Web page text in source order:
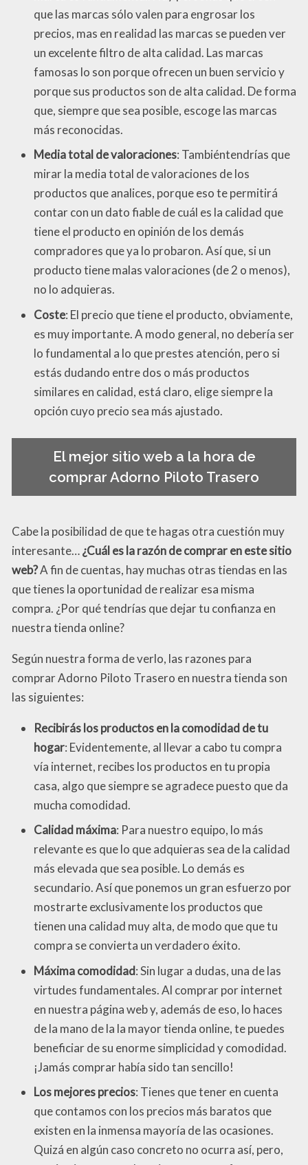
que las marcas sólo valen para engrosar los
precios, mas en realidad las marcas se pueden ver
un excelente filtro de alta calidad. Las marcas
famosas lo son porque ofrecen un buen servicio y
porque sus productos son de alta calidad. De forma
que, siempre que sea posible, escoge las marcas
más reconocidas.
Media total de valoraciones: Tambiéntendrías que
mirar la media total de valoraciones de los
productos que analices, porque eso te permitirá
contar con un dato fiable de cuál es la calidad que
tiene el producto en opinión de los demás
compradores que ya lo probaron. Así que, si un
producto tiene malas valoraciones (de 2 o menos),
no lo adquieras.
Coste: El precio que tiene el producto, obviamente,
es muy importante. A modo general, no debería ser
lo fundamental a lo que prestes atención, pero si
estás dudando entre dos o más productos
similares en calidad, está claro, elige siempre la
opción cuyo precio sea más ajustado.
El mejor sitio web a la hora de
comprar Adorno Piloto Trasero
Cabe la posibilidad de que te hagas otra cuestión muy
interesante…¿Cuál es la razón de comprar en este sitio
web?A fin de cuentas, hay muchas otras tiendas en las
que tienes la oportunidad de realizar esa misma
compra. ¿Por qué tendrías que dejar tu confianza en
nuestra tienda online?
Según nuestra forma de verlo, las razones para
comprar Adorno Piloto Trasero en nuestra tienda son
las siguientes:
Recibirás los productos en la comodidad de tu
hogar: Evidentemente, al llevar a cabo tu compra
vía internet, recibes los productos en tu propia
casa, algo que siempre se agradece puesto que da
mucha comodidad.
Calidad máxima: Para nuestro equipo, lo más
relevante es que lo que adquieras sea de la calidad
más elevada que sea posible. Lo demás es
secundario. Así que ponemos un gran esfuerzo por
mostrarte exclusivamente los productos que
tienen una calidad muy alta, de modo que que tu
compra se convierta un verdadero éxito.
Máxima comodidad: Sin lugar a dudas, una de las
virtudes fundamentales. Al comprar por internet
en nuestra página web y, además de eso, lo haces
de la mano de la la mayor tienda online, te puedes
beneficiar de su enorme simplicidad y comodidad.
¡Jamás comprar había sido tan sencillo!
Los mejores precios: Tienes que tener en cuenta
que contamos con los precios más baratos que
existen en la inmensa mayoría de las ocasiones.
Quizá en algún caso concreto no ocurra así, pero,